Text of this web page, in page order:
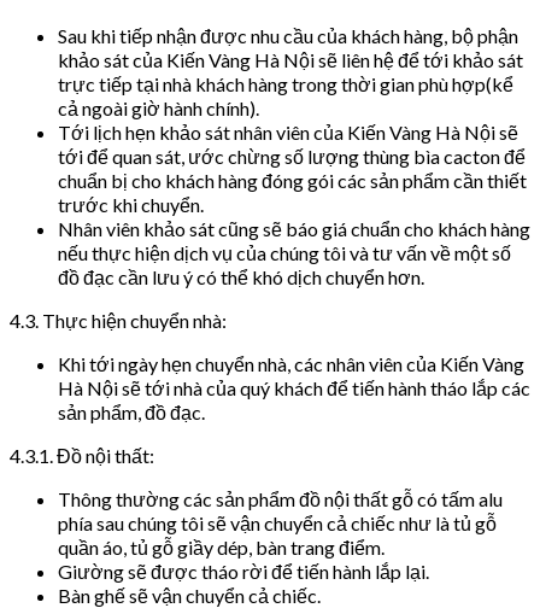
Sau khi tiếp nhận được nhu cầu của khách hàng, bộ phận
khảo sát của Kiến Vàng Hà Nội sẽ liên hệ để tới khảo sát
trực tiếp tại nhà khách hàng trong thời gian phù hợp(kể
cả ngoài giờ hành chính).
Tới lịch hẹn khảo sát nhân viên của Kiến Vàng Hà Nội sẽ
tới để quan sát, ước chừng số lượng thùng bìa cacton để
chuẩn bị cho khách hàng đóng gói các sản phẩm cần thiết
trước khi chuyển.
Nhân viên khảo sát cũng sẽ báo giá chuẩn cho khách hàng
nếu thực hiện dịch vụ của chúng tôi và tư vấn về một số
đồ đạc cần lưu ý có thể khó dịch chuyển hơn.
4.3. Thực hiện chuyển nhà:
Khi tới ngày hẹn chuyển nhà, các nhân viên của Kiến Vàng
Hà Nội sẽ tới nhà của quý khách để tiến hành tháo lắp các
sản phẩm, đồ đạc.
4.3.1. Đồ nội thất:
Thông thường các sản phẩm đồ nội thất gỗ có tấm alu
phía sau chúng tôi sẽ vận chuyển cả chiếc như là tủ gỗ
quần áo, tủ gỗ giầy dép, bàn trang điểm.
Giường sẽ được tháo rời để tiến hành lắp lại.
Bàn ghế sẽ vận chuyển cả chiếc.